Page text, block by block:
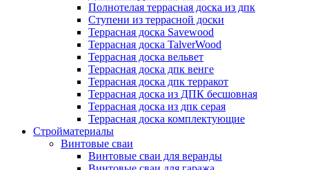
Полнотелая террасная доска из дпк
Ступени из террасной доски
Террасная доска Savewood
Террасная доска TalverWood
Террасная доска вельвет
Террасная доска дпк венге
Террасная доска дпк терракот
Террасная доска из ДПК бесшовная
Террасная доска из дпк серая
Террасная доска комплектующие
Стройматериалы
Винтовые сваи
Винтовые сваи для веранды